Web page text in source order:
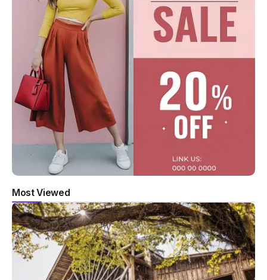
Most Viewed